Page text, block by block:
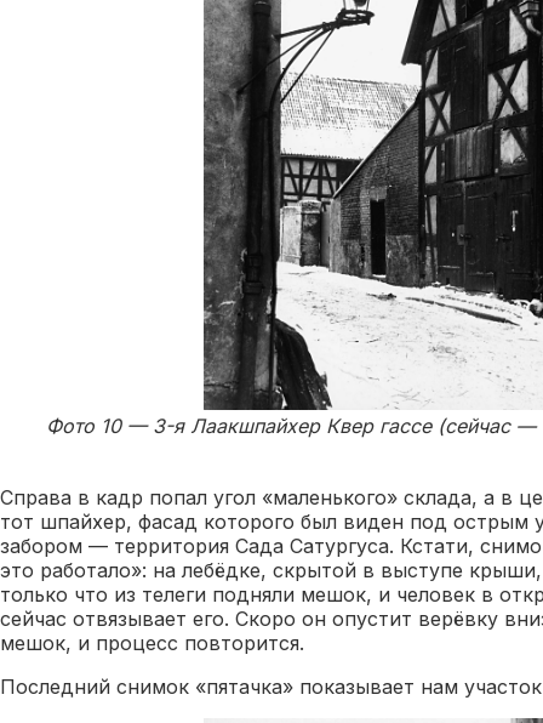
Фото 10 — 3-я Лаакшпайхер Квер гассе (сейчас
Справа в кадр попал угол «маленького» склада, а в
тот шпайхер, фасад которого был виден под острым
забором — территория Сада Сатургуса. Кстати,
это работало»: на лебёдке, скрытой в выступе
только что из телеги подняли мешок, и человек в
сейчас отвязывает его. Скоро он опустит верёвку
мешок, и процесс повторится.
Последний снимок «пятачка» показывает нам